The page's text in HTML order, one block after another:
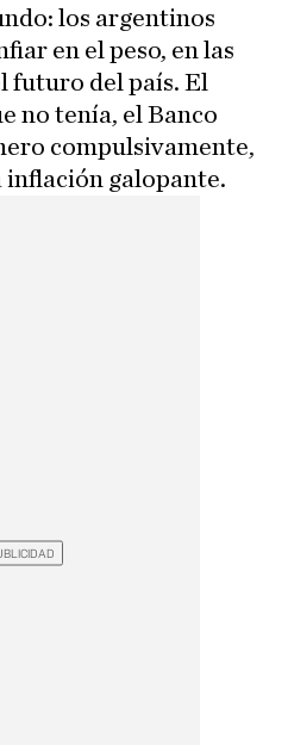
los argentinos
en el peso, en las
futuro del país. El
no tenía, el Banco
compulsivamente,
inflación galopante.